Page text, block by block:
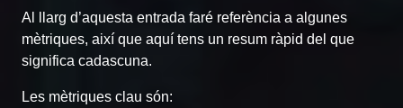
Al llarg d’aquesta entrada faré referència a algunes
mètriques, així que aquí tens un resum ràpid del que
significa cadascuna.
Les mètriques clau són: